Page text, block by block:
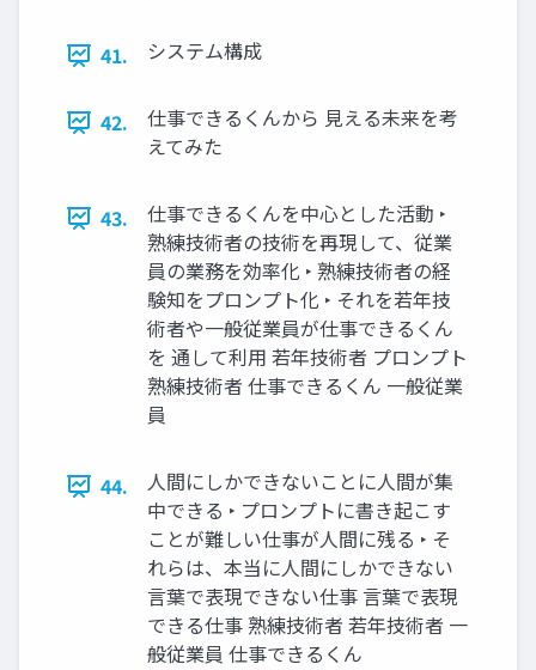
41. システム構成
42.
仕事できるくんから 見える未来を考
えてみた
43.
仕事できるくんを中心とした活動 ‣
熟練技術者の技術を再現して、従業
員の業務を効率化 ‣ 熟練技術者の経
験知をプロンプト化 ‣ それを若年技
術者や一般従業員が仕事できるくん
を 通して利用 若年技術者 プロンプト
熟練技術者 仕事できるくん 一般従業
員
44.
人間にしかできないことに人間が集
中できる ‣ プロンプトに書き起こす
ことが難しい仕事が人間に残る ‣ そ
れらは、本当に人間にしかできない
言葉で表現できない仕事 言葉で表現
できる仕事 熟練技術者 若年技術者 一
般従業員 仕事できるくん